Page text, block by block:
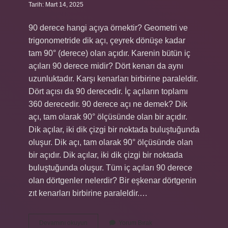
Tarih: Mart 14, 2025
90 derece hangi açıya örnektir? Geometri ve
trigonometride dik açı, çeyrek dönüşe kadar
tam 90° (derece) olan açıdır. Karenin bütün iç
açıları 90 derece midir? Dört kenarı da aynı
uzunluktadır. Karşı kenarları birbirine paraleldir.
Dört açısı da 90 derecedir. İç açıların toplamı
360 derecedir. 90 derece açı ne demek? Dik
açı, tam olarak 90° ölçüsünde olan bir açıdır.
Dik açılar, iki dik çizgi bir noktada buluştuğunda
oluşur. Dik açı, tam olarak 90° ölçüsünde olan
bir açıdır. Dik açılar, iki dik çizgi bir noktada
buluştuğunda oluşur. Tüm iç açıları 90 derece
olan dörtgenler nelerdir? Bir eşkenar dörtgenin
zıt kenarları birbirine paraleldir.…
Devamını okuyun Yorum Bırak